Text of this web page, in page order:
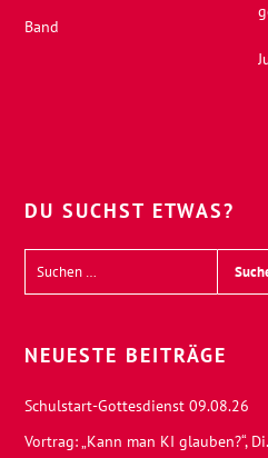
Band
DU SUCHST ETWAS?
NEUESTE BEITRÄGE
Schulstart-Gottesdienst 09.08.26
Vortrag: „Kann man KI glauben?“,